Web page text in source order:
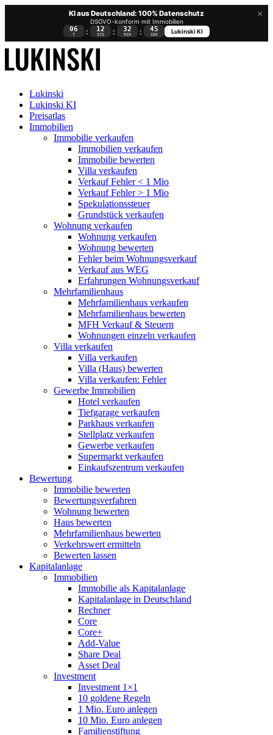
×
KI aus Deutschland: 100% Datenschutz
DSGVO-konform mit Immobilien
06
T : 12
STD : 32
MIN : 44
SEK
Lukinski KI
Lukinski
Lukinski KI
Preisatlas
Immobilien
Immobilie verkaufen
Immobilien verkaufen
Immobilie bewerten
Villa verkaufen
Verkauf Fehler < 1 Mio
Verkauf Fehler > 1 Mio
Spekulationssteuer
Grundstück verkaufen
Wohnung verkaufen
Wohnung verkaufen
Wohnung bewerten
Fehler beim Wohnungsverkauf
Verkauf aus WEG
Erfahrungen Wohnungsverkauf
Mehrfamilienhaus
Mehrfamilienhaus verkaufen
Mehrfamilienhaus bewerten
MFH Verkauf & Steuern
Wohnungen einzeln verkaufen
Villa verkaufen
Villa verkaufen
Villa (Haus) bewerten
Villa verkaufen: Fehler
Gewerbe Immobilien
Hotel verkaufen
Tiefgarage verkaufen
Parkhaus verkaufen
Stellplatz verkaufen
Gewerbe verkaufen
Supermarkt verkaufen
Einkaufszentrum verkaufen
Bewertung
Immobilie bewerten
Bewertungsverfahren
Wohnung bewerten
Haus bewerten
Mehrfamilienhaus bewerten
Verkehrswert ermitteln
Bewerten lassen
Kapitalanlage
Immobilien
Immobilie als Kapitalanlage
Kapitalanlage in Deutschland
Rechner
Core
Core+
Add-Value
Share Deal
Asset Deal
Investment
Investment 1×1
10 goldene Regeln
1 Mio. Euro anlegen
10 Mio. Euro anlegen
Familienstiftung